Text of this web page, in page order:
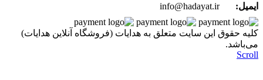
ایمیل:
info@hadayat.ir
کليه حقوق اين سايت متعلق به هدایات (فروشگاه آنلاین هدایات)
می‌باشد.
Scroll